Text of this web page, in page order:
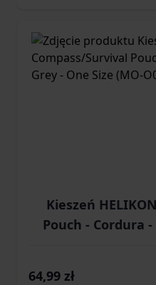
Kieszeń
Pouch - Cordura
64,99 zł